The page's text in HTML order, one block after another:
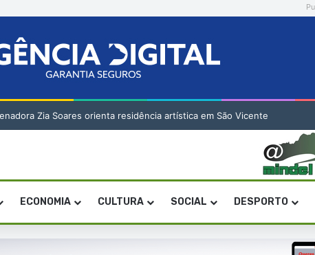
Zia Soares orienta residência artística em São Vicente
ECONOMIA CULTURA SOCIAL DESPORTO